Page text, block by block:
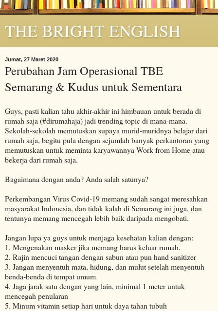
THE BRIGHT ENGLISH
Jumat, 27 Maret 2020
Perubahan Jam Operasional TBE
Semarang & Kudus untuk Sementara
Guys, pasti kalian tahu akhir-akhir ini himbauan untuk berada di
rumah saja (#dirumahaja) jadi trending topic di mana-mana.
Sekolah-sekolah memutuskan supaya murid-muridnya belajar dari
rumah saja, begitu pula dengan sejumlah banyak perkantoran yang
memutuskan untuk meminta karyawannya Work from Home atau
bekerja dari rumah saja.
Bagaimana dengan anda? Anda salah satunya?
Perkembangan Virus Covid-19 memang sudah sangat meresahkan
masyarakat Indonesia, dan tidak kalah di Semarang ini juga, dan
tentunya memang mencegah lebih baik daripada mengobati.
Jangan lupa ya guys untuk menjaga kesehatan kalian dengan:
1. Mengenakan masker jika memang harus keluar rumah.
2. Rajin mencuci tangan dengan sabun atau pun hand sanitizer
3. Jangan menyentuh mata, hidung, dan mulut setelah menyentuh
benda-benda di tempat umum
4. Jaga jarak satu dengan yang lain, minimal 1 meter untuk
mencegah penularan
5. Minum vitamin setiap hari untuk daya tahan tubuh